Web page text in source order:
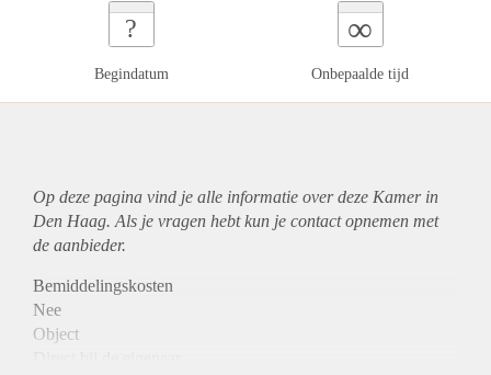
?
Begindatum
∞
Onbepaalde tijd
Op deze pagina vind je alle informatie over deze Kamer in
Den Haag. Als je vragen hebt kun je contact opnemen met
de aanbieder.
Bemiddelingskosten
Nee
Object